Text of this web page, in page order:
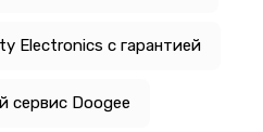
Electronics с гарантией
сервис Doogee